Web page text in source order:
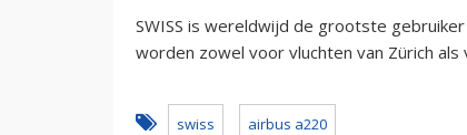
SWISS is wereldwijd de grootste
worden zowel voor vluchten van Zürich als
swiss airbus a220